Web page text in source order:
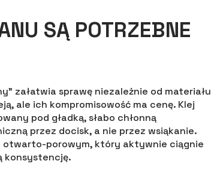
SĄ POTRZEBNE
załatwia sprawę niezależnie od materiału
ale ich kompromisowość ma cenę. Klej
pod gładką, słabo chłonną
przez docisk, a nie przez wsiąkanie.
otwarto-porowym, który aktywnie ciągnie
konsystencję.